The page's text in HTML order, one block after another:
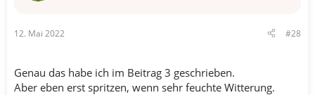
:
12. Mai 2022 #28
Genau das habe ich im Beitrag 3 geschrieben.
Aber eben erst spritzen, wenn sehr feuchte Witterung.